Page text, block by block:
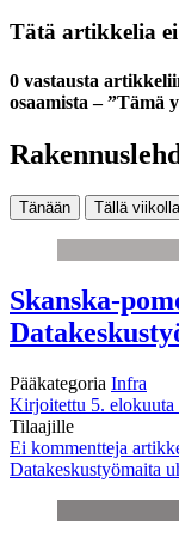
Tätä artikkelia
0 vastausta
osaamista – ”Tämä
Tänään Tällä viikolla
Skanska-
Pääkategoria Infra
Kirjoitettu 5. elokuuta
Tilaajille
Ei kommentteja
Datakeskustyömaita